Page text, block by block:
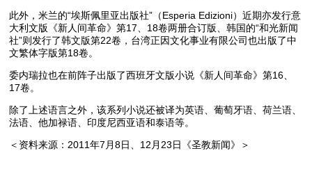
此外，米兰的“埃斯佩里亚出版社”（Esperia Edizioni）近期亦发行意
大利文版《新人间革命》第17、18卷两册合订版、韩国的“和光新闻
社”则发行了韩文版第22卷，台湾正因文化事业有限公司也出版了中
文繁体字版第18卷。
委内瑞拉也在前阵子出版了西班牙文版小说《新人间革命》第16、
17卷。
除了上述语言之外，该系列小说还被译为英语、葡萄牙语、荷兰语、
法语、他加禄语、印度尼西亚语和泰语等。
＜资料来源：2011年7月8日、12月23日《圣教新闻》＞